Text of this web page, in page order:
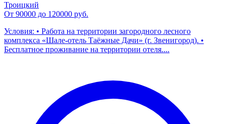
Троицкий
От 90000 до 120000 руб.
Условия: • Работа на территории загородного лесного
комплекса «Шале-отель Таёжные Дачи» (г. Звенигород). •
Бесплатное проживание на территории отеля....